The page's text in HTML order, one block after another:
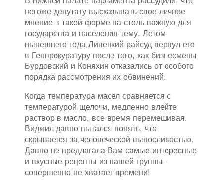
негоже депутату высказывать свое личное
мнение в такой форме на столь важную для
государства и населения тему. Летом
нынешнего года Липецкий райсуд вернул его
в Генпрокуратуру после того, как бизнесмены
Бурдовский и Коняхин отказались от особого
порядка рассмотрения их обвинений.
Когда температура масел сравняется с
температурой щелочи, медленно влейте
раствор в масло, все время перемешивая.
Виджил давно пытался понять, что
скрывается за человеческой выносливостью.
Давно не предлагала Вам самые интересные
и вкусные рецепты из нашей группы -
совершенно не хватает времени!